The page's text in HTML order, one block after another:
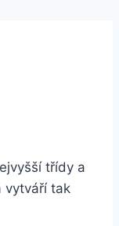
třídy a
vytváří tak